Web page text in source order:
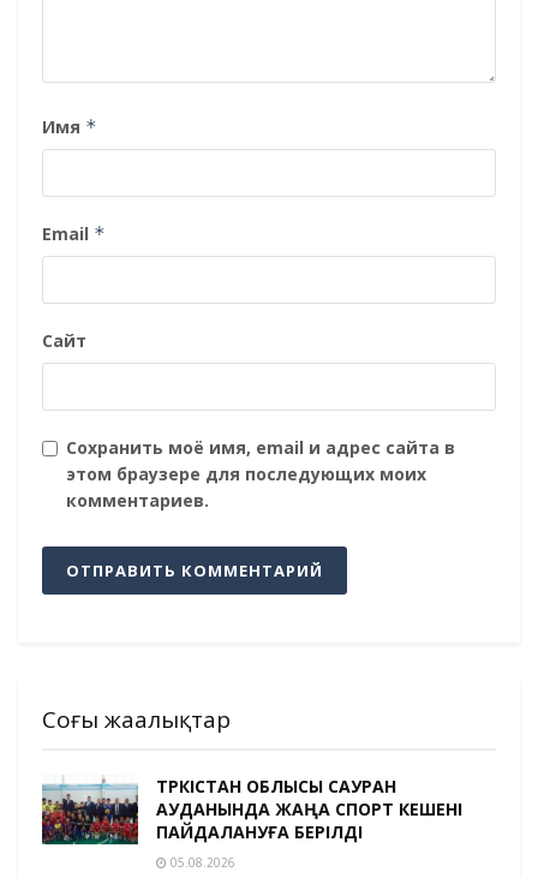
Имя *
Email *
Сайт
Сохранить моё имя, email и адрес сайта в
этом браузере для последующих моих
комментариев.
Соңғы жаңалықтар
ТҮРКІСТАН ОБЛЫСЫ САУРАН
АУДАНЫНДА ЖАҢА СПОРТ КЕШЕНІ
ПАЙДАЛАНУҒА БЕРІЛДІ
05.08.2026